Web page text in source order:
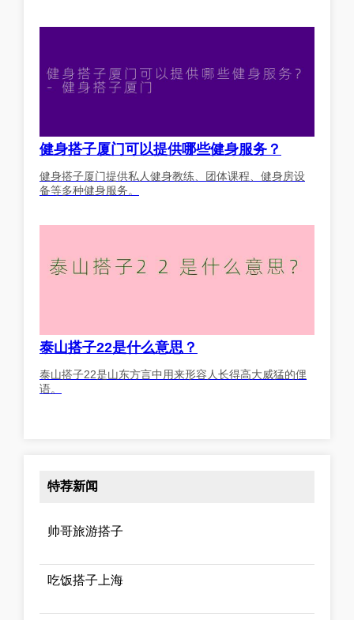
健身搭子厦门可以提供哪些健身服务？
健身搭子厦门提供私人健身教练、团体课程、健身房设
备等多种健身服务。
泰山搭子22是什么意思？
泰山搭子22是山东方言中用来形容人长得高大威猛的俚
语。
特荐新闻
帅哥旅游搭子
吃饭搭子上海